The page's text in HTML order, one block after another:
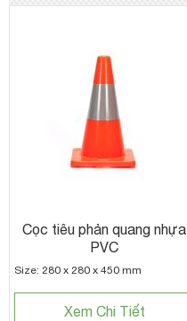
Cọc tiêu phản quang nhựa
PVC
Size: 280 x 280 x 450 mm
Xem Chi Tiết